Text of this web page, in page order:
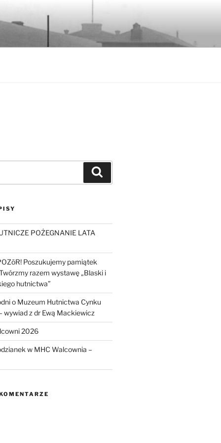
POŻEGNANIE LATA
Poszukujemy pamiątek
razem wystawę „Blaski i
hutnictwa”
o Muzeum Hutnictwa Cynku
wywiad z dr Ewą Mackiewicz
2026
w MHC Walcownia –